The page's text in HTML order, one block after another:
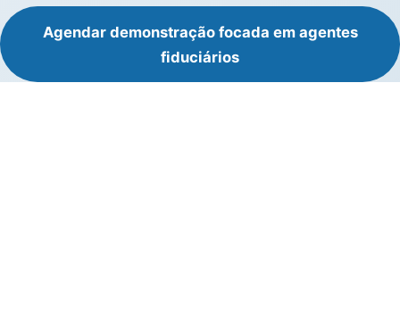
Agendar demonstração focada em agentes
fiduciários